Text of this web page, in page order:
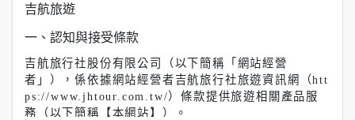
吉航旅遊
一、認知與接受條款
吉航旅行社股份有限公司（以下簡稱「網站經營
者」），係依據網站經營者吉航旅行社旅遊資訊網（htt
ps://www.jhtour.com.tw/）條款提供旅遊相關產品服
務（以下簡稱【本網站】）。